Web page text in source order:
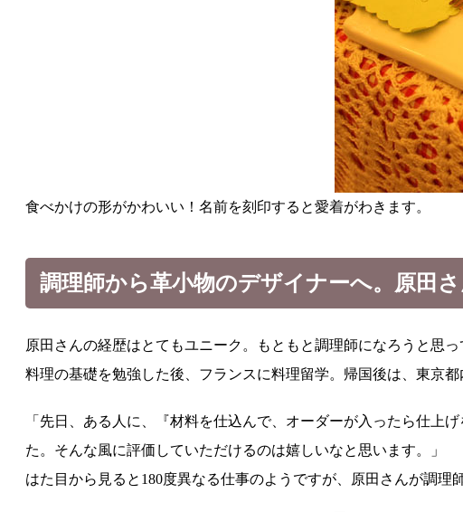
食べかけの形がかわいい！名前を刻印すると愛着がわきます。
調理師から革小物のデザイナーへ。原田
原田さんの経歴はとてもユニーク。もともと調理師になろうと思
料理の基礎を勉強した後、フランスに料理留学。帰国後は、東京
「先日、ある人に、『材料を仕込んで、オーダーが入ったら仕
た。そんな風に評価していただけるのは嬉しいなと思います。」
はた目から見ると180度異なる仕事のようですが、原田さんが調理